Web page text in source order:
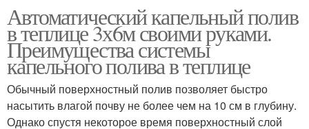
Автоматический капельный полив
в теплице 3х6м своими руками.
Преимущества системы
капельного полива в теплице
Обычный поверхностный полив позволяет быстро
насытить влагой почву не более чем на 10 см в глубину.
Однако спустя некоторое время поверхностный слой